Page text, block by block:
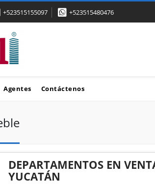
+523515155097 +523515480476
Agentes Contáctenos
DEPARTAMENTOS EN
YUCATÁN